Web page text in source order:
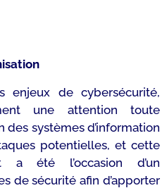
enjeux de cybersécurité,
une attention toute
systèmes d’information
potentielles, et cette
a été l’occasion d’un
de sécurité afin d’apporter